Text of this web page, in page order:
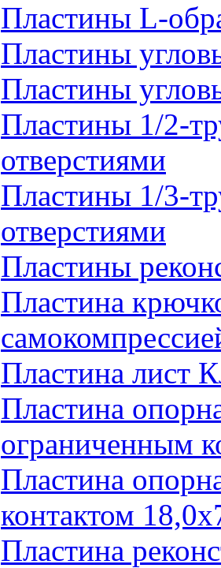
Пластины L-
Пластины
Пластины
Пластины 1/2-
отверстиями
Пластины 1/3-
отверстиями
Пластины
Пластина
Пластина лист
Пластина
ограниченным
Пластина
контактом
Пластина